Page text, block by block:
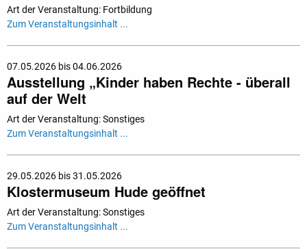
Art der Veranstaltung: Fortbildung
Zum Veranstaltungsinhalt ...
07.05.2026 bis 04.06.2026
Ausstellung „Kinder haben Rechte - überall
auf der Welt
Art der Veranstaltung: Sonstiges
Zum Veranstaltungsinhalt ...
29.05.2026 bis 31.05.2026
Klostermuseum Hude geöffnet
Art der Veranstaltung: Sonstiges
Zum Veranstaltungsinhalt ...